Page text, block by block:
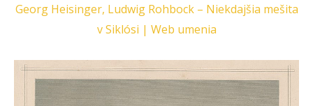
Georg Heisinger, Ludwig Rohbock – Niekdajšia mešita
v Siklósi | Web umenia